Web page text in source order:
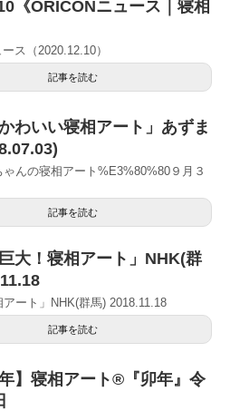
《ORICONニュース｜寝相
ス（2020.12.10）
記事を読む
わいい寝相アート」あずま
んの寝相アート%E3%80%80９月３
記事を読む
大！寝相アート」NHK(群
アート」NHK(群馬) 2018.11.18
記事を読む
年】寝相アート®︎『卯年』令